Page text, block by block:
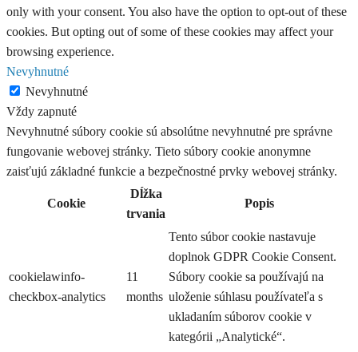
only with your consent. You also have the option to opt-out of these
cookies. But opting out of some of these cookies may affect your
browsing experience.
Nevyhnutné
Nevyhnutné
Vždy zapnuté
Nevyhnutné súbory cookie sú absolútne nevyhnutné pre správne
fungovanie webovej stránky. Tieto súbory cookie anonymne
zaisťujú základné funkcie a bezpečnostné prvky webovej stránky.
Cookie
Dĺžka
trvania
Popis
cookielawinfo-
checkbox-analytics
11
months
Tento súbor cookie nastavuje
doplnok GDPR Cookie Consent.
Súbory cookie sa používajú na
uloženie súhlasu používateľa s
ukladaním súborov cookie v
kategórii „Analytické“.